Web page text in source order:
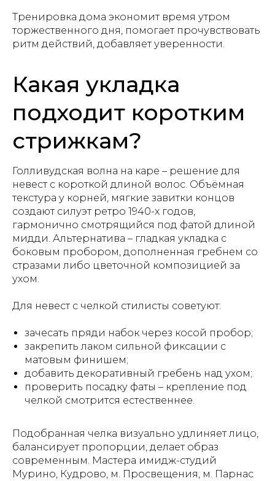
Тренировка дома экономит время утром
торжественного дня, помогает прочувствовать
ритм действий, добавляет уверенности.
Какая укладка
подходит коротким
стрижкам?
Голливудская волна на каре – решение для
невест с короткой длиной волос. Объёмная
текстура у корней, мягкие завитки концов
создают силуэт ретро 1940-х годов,
гармонично смотрящийся под фатой длиной
мидди. Альтернатива – гладкая укладка с
боковым пробором, дополненная гребнем со
стразами либо цветочной композицией за
ухом.
Для невест с челкой стилисты советуют:
зачесать пряди набок через косой пробор;
закрепить лаком сильной фиксации с
матовым финишем;
добавить декоративный гребень над ухом;
проверить посадку фаты – крепление под
челкой смотрится естественнее.
Подобранная челка визуально удлиняет лицо,
балансирует пропорции, делает образ
современным. Мастера имидж-студий
Мурино, Кудрово, м. Просвещения, м. Парнас